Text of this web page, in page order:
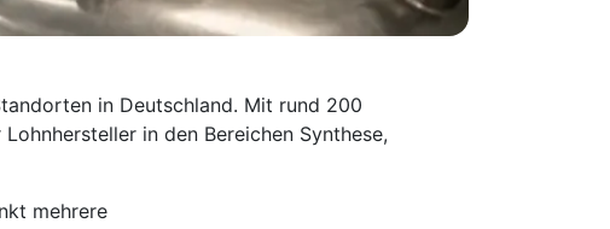
in Deutschland. Mit rund 200
in den Bereichen Synthese,
mehrere